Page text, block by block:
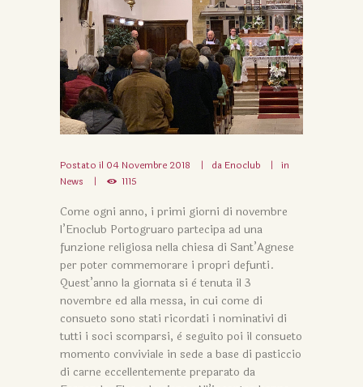
Postato il 04 Novembre 2018 da Enoclub
in
News
1115
Come ogni anno, i primi giorni di novembre
l’Enoclub Portogruaro partecipa ad una
funzione religiosa nella chiesa di Sant’Agnese
per poter commemorare i propri defunti.
Quest’anno la giornata si è tenuta il 3
novembre ed alla messa, in cui come di
consueto sono stati ricordati i nominativi di
tutti i soci scomparsi, è seguito poi il consueto
momento conviviale in sede a base di pasticcio
di carne eccellentemente preparato da